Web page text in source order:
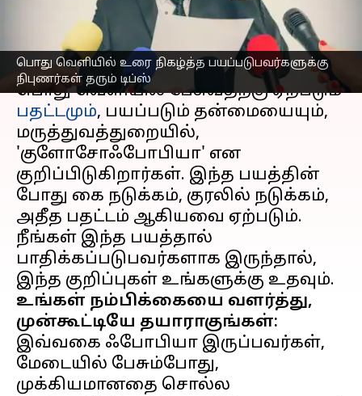
பொது வெளியில் உரை நிகழ்த்த பயப்படுபவர்களுக்கு
நிபுணர்கள் தரும் டிப்ஸ்
Venkatalakshmi V Mar 01, 2023 08:58 am
செய்தி முன்னோட்டம்
பொது வெளியில் பேசுவதற்கு ஏற்படும்
பதட்டமும், பயப்படும் தன்மையையும்,
மருத்துவத்துறையில்,
'குளோசோஃபோபியா' என
குறிப்பிடுகிறார்கள். இந்த பயத்தின்
போது கை நடுக்கம், குரலில் நடுக்கம்,
அதீத பதட்டம் ஆகியவை ஏற்படும்.
நீங்கள் இந்த பயத்தால்
பாதிக்கப்படுபவர்களாக இருந்தால்,
உங்கள் நம்பிக்கையை வளர்த்து,
முன்கூட்டியே தயாராகுங்கள்:
இவ்வகை ஃபோபியா இருப்பவர்கள்,
மேடையில் பேசும்போது,
முக்கியமானதை சொல்ல